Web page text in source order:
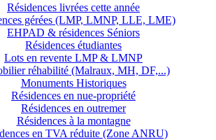
Résidences livrées cette année
gérées (LMP, LMNP, LLE, LME)
EHPAD & résidences Séniors
Résidences étudiantes
Lots en revente LMP & LMNP
réhabilité (Malraux, MH, DF,...)
Monuments Historiques
Résidences en nue-propriété
Résidences en outremer
Résidences à la montagne
en TVA réduite (Zone ANRU)